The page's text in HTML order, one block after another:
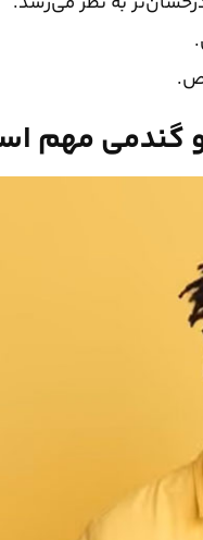
و گندمی مهم